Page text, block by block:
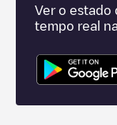
Ver o estado
tempo real